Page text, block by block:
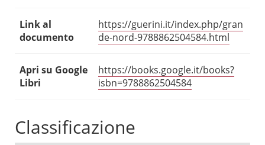
Link al
documento
https://guerini.it/index.php/gran
de-nord-9788862504584.html
Apri su Google
Libri
https://books.google.it/books?
isbn=9788862504584
Classificazione